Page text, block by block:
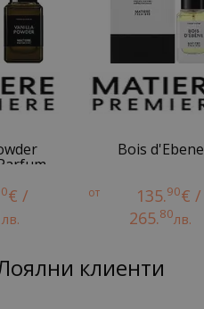
€ /
лв.
Bois d'Ebene
от 135.90€ /
265.80лв.
клиенти